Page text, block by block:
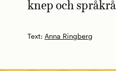
Text: Anna Ringberg
knep och